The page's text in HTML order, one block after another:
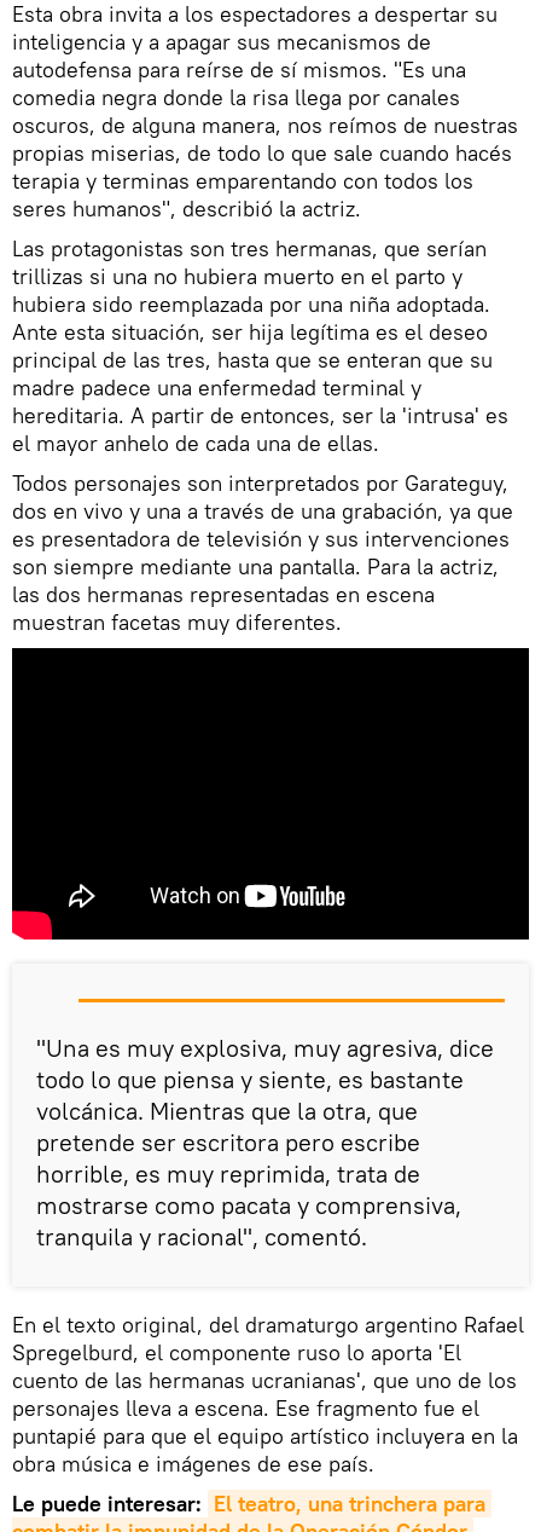
Esta obra invita a los espectadores a despertar su
inteligencia y a apagar sus mecanismos de
autodefensa para reírse de sí mismos. "Es una
comedia negra donde la risa llega por canales
oscuros, de alguna manera, nos reímos de nuestras
propias miserias, de todo lo que sale cuando hacés
terapia y terminas emparentando con todos los
seres humanos", describió la actriz.
Las protagonistas son tres hermanas, que serían
trillizas si una no hubiera muerto en el parto y
hubiera sido reemplazada por una niña adoptada.
Ante esta situación, ser hija legítima es el deseo
principal de las tres, hasta que se enteran que su
madre padece una enfermedad terminal y
hereditaria. A partir de entonces, ser la 'intrusa' es
el mayor anhelo de cada una de ellas.
Todos personajes son interpretados por Garateguy,
dos en vivo y una a través de una grabación, ya que
es presentadora de televisión y sus intervenciones
son siempre mediante una pantalla. Para la actriz,
las dos hermanas representadas en escena
muestran facetas muy diferentes.
"Una es muy explosiva, muy agresiva, dice
todo lo que piensa y siente, es bastante
volcánica. Mientras que la otra, que
pretende ser escritora pero escribe
horrible, es muy reprimida, trata de
mostrarse como pacata y comprensiva,
tranquila y racional", comentó.
En el texto original, del dramaturgo argentino Rafael
Spregelburd, el componente ruso lo aporta 'El
cuento de las hermanas ucranianas', que uno de los
personajes lleva a escena. Ese fragmento fue el
puntapié para que el equipo artístico incluyera en la
obra música e imágenes de ese país.
Le puede interesar: El teatro, una trinchera para